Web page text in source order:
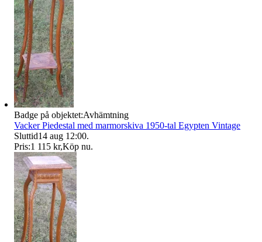
Badge på objektet:Avhämtning
Vacker Piedestal med marmorskiva 1950-tal Egypten Vintage
Sluttid14 aug 12:00.
Pris:1 115 kr,Köp nu.